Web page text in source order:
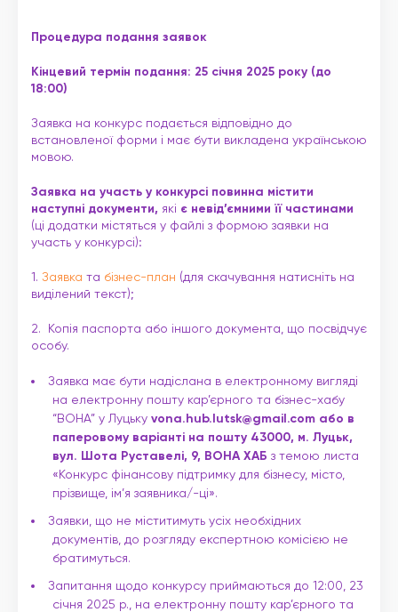
Процедура подання заявок
Кінцевий термін подання: 25 січня 2025 року (до
18:00)
Заявка на конкурс подається відповідно до
встановленої форми і має бути викладена українською
мовою.
Заявка на участь у конкурсі повинна містити
наступні документи, які є невід’ємними її частинами
(ці додатки містяться у файлі з формою заявки на
участь у конкурсі):
1. Заявка та бізнес-план (для скачування натисніть на
виділений текст);
2. Копія паспорта або іншого документа, що посвідчує
особу.
Заявка має бути надіслана в електронному вигляді
на електронну пошту кар’єрного та бізнес-хабу
“ВОНА” у Луцьку vona.hub.lutsk@gmail.com або в
паперовому варіанті на пошту 43000, м. Луцьк,
вул. Шота Руставелі, 9, ВОНА ХАБ з темою листа
«Конкурс фінансову підтримку для бізнесу, місто,
прізвище, ім’я заявника/-ці».
Заявки, що не міститимуть усіх необхідних
документів, до розгляду експертною комісією не
братимуться.
Запитання щодо конкурсу приймаються до 12:00, 23
січня 2025 р., на електронну пошту кар’єрного та